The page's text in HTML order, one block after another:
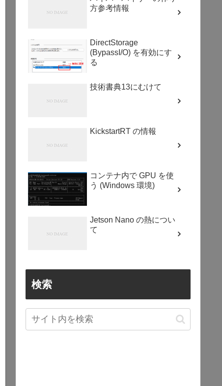
方参考情報
DirectStorage
(BypassI/O) を有効にす
る
技術書典13にむけて
KickstartRT の情報
コンテナ内で GPU を使
う (Windows 環境)
Jetson Nano の熱につい
て
検索